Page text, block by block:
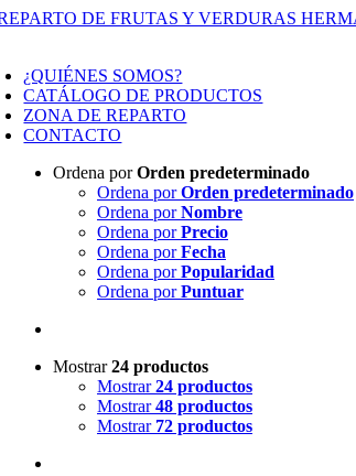
Saltar
¿QUIÉNES SOMOS?
CATÁLOGO DE PRODUCTOS
ZONA DE REPARTO
CONTACTO
Ordena porOrden predeterminado
Ordena porOrden predeterminado
Ordena porNombre
Ordena porPrecio
Ordena porFecha
Ordena porPopularidad
Ordena porPuntuar
Mostrar24 productos
Mostrar24 productos
Mostrar48 productos
Mostrar 72 productos